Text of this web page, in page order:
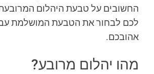
החשובים על טבעת היהלום
לכם לבחור את הטבעת המושלמת
אהובכם.
מהו יהלום מרובע?